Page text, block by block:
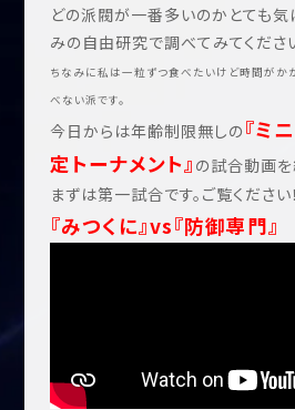
どの派閥が一番多いのかとても気
みの自由研究で調べてみてください
ちなみに私は一粒ずつ食べたいけど時間がか
べない派です。
今日からは年齢制限無しの 『ミ
定トーナメント』 の試合動画を
まずは第一試合です。ご覧ください！
『みつくに』vs『防御専門』